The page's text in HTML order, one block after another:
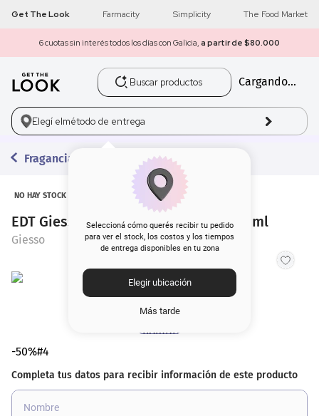
Get The Look Farmacity Simplicity The Food Market
6 cuotas sin interés todos los días con Galicia, a partir de $80.000
Buscar productos
Cargando...
Elegí elmétodo de entrega
Seleccioná cómo querés recibir tu pedido
para ver el stock, los costos y los tiempos
de entrega disponibles en tu zona
Elegir ubicación
Más tarde
Fragancias
NO HAY STOCK
EDT Giesso Naturaleza Hombre x 100 ml
Giesso
-50%#4
1 get the look
2 máscara pestañas
3.
5. corrector
9. cher
10. nyx